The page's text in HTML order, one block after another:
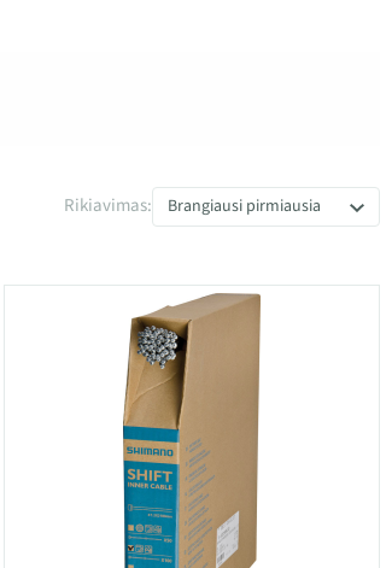
Rikiavimas: Brangiausi pirmiausia